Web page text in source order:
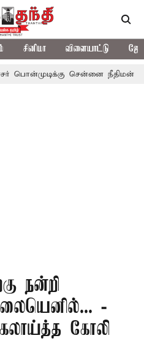
சினிமா விளையாட்டு
சென்னை நீதிமன்றம்
நன்றி
-
கோலி